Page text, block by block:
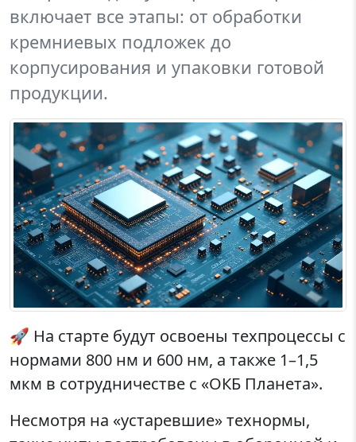
включает все этапы: от обработки
кремниевых подложек до
корпусирования и упаковки готовой
продукции.
🚀 На старте будут освоены техпроцессы с
нормами 800 нм и 600 нм, а также 1–1,5
мкм в сотрудничестве с «ОКБ Планета».
Несмотря на «устаревшие» технормы,